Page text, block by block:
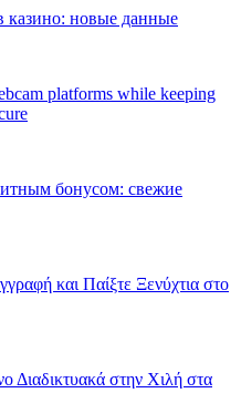
казино: новые данные
platforms while keeping
бонусом: свежие
και Παίξτε Ξενύχτια στο
Διαδικτυακά στην Χιλή στα